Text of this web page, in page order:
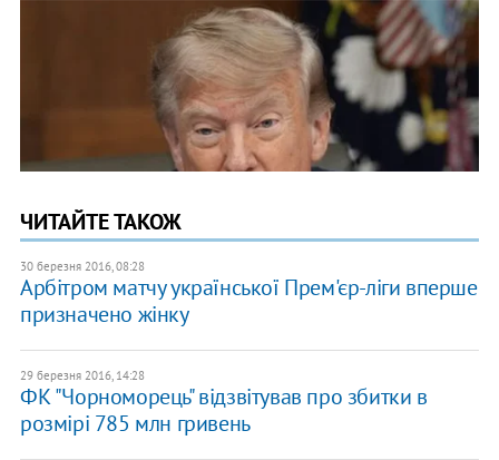
ЧИТАЙТЕ ТАКОЖ
30 березня 2016, 08:28
Арбітром матчу української Прем'єр-ліги вперше
призначено жінку
29 березня 2016, 14:28
ФК "Чорноморець" відзвітував про збитки в
розмірі 785 млн гривень